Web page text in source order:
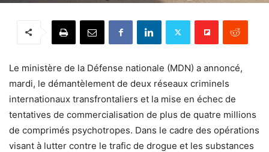
Le ministère de la Défense nationale (MDN) a annoncé,
mardi, le démantèlement de deux réseaux criminels
internationaux transfrontaliers et la mise en échec de
tentatives de commercialisation de plus de quatre millions
de comprimés psychotropes. Dans le cadre des opérations
visant à lutter contre le trafic de drogue et les substances